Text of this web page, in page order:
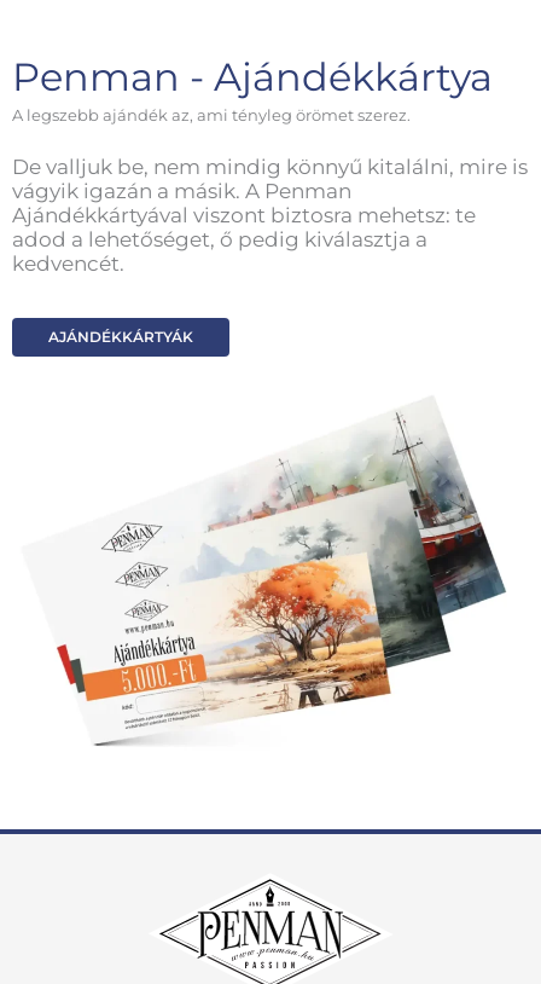
Penman - Ajándékkártya
A legszebb ajándék az, ami tényleg örömet szerez.
De valljuk be, nem mindig könnyű kitalálni, mire is
vágyik igazán a másik. A Penman
Ajándékkártyával viszont biztosra mehetsz: te
adod a lehetőséget, ő pedig kiválasztja a
kedvencét.
AJÁNDÉKKÁRTYÁK